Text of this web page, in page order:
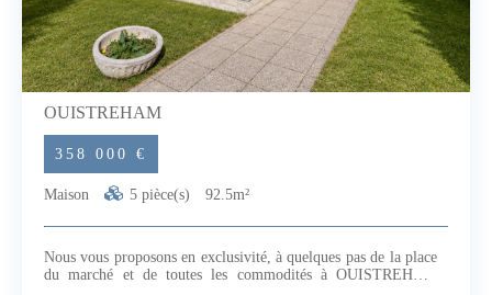
OUISTREHAM
358 000 €
Maison 5 pièce(s) 92.5m²
Nous vous proposons en exclusivité, à quelques pas de la place
du marché et de toutes les commodités à OUISTREHAM